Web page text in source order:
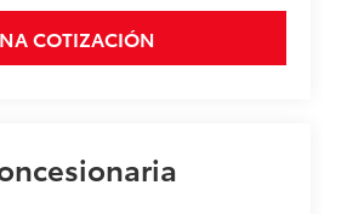
COTIZACIÓN